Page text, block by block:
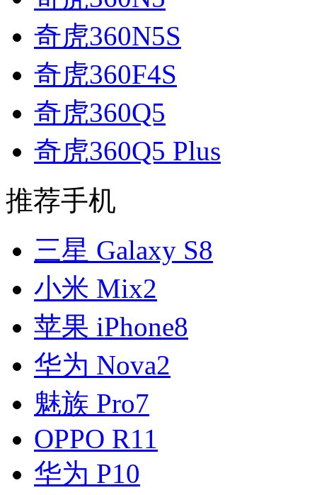
奇虎360N5S
奇虎360F4S
奇虎360Q5
奇虎360Q5 Plus
推荐手机
三星 Galaxy S8
小米 Mix2
苹果 iPhone8
华为 Nova2
魅族 Pro7
OPPO R11
华为 P10